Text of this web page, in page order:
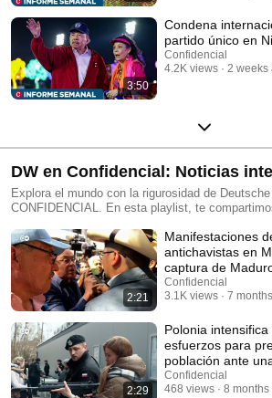
3:50
Condena
partido único en
Confidencial
4.2K views
2 weeks
DW en Confidencial: Noticias
tendencias globales
Explora el mundo con la rigurosidad de
CONFIDENCIAL. En esta playlist, te
cadena internacional de Alemania. Descubre
sobre qué está pasando en el mundo hoy, temas
economía, educación, medio ambiente, ciencia,
turismo, acontecer cultural y gastronomía.
con la DW, puedes acceder a sus videos más
por CONFIDENCIAL. Sumérgete en temas de
visión del acontecer mundial. ¡No te pierdas
para estar siempre informado!#dw_Confidencial,
#Confidencial, #NoticiasInternacionales
#MundoHoy
2:21
Manifestaciones
antichavistas en
captura de
Confidencial
3.1K views
7
2:29
Polonia intensifica
esfuerzos para
población ante
amenaza rusa.
Confidencial
468 views
8 months